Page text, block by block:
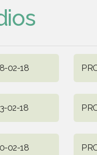
02-18
02-18
02-18